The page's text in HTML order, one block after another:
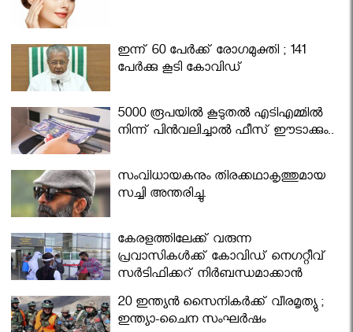
ഇന്ന് 60 പേർക്ക് രോഗമുക്തി ; 141
പേര്‍ക്കു കൂടി കോവിഡ്
5000 രൂപയിൽ കൂടുതൽ എടിഎമ്മിൽ
നിന്ന് പിൻവലിച്ചാൽ ഫീസ് ഈടാക്കും..
സംവിധായകനും തിരക്കഥാകൃത്തുമായ
സച്ചി അന്തരിച്ചു.
കേരളത്തിലേക്ക് വരുന്ന
പ്രവാസികള്‍ക്ക് കോവിഡ് നെഗറ്റീവ്
സര്‍ട്ടിഫിക്കറ്റ് നിർബന്ധമാക്കാൻ
മന്ത്രിസഭ
20 ഇന്ത്യൻ സൈനികർക്ക് വീരമൃത്യു ;
ഇന്ത്യാ-ചൈന സംഘർഷം